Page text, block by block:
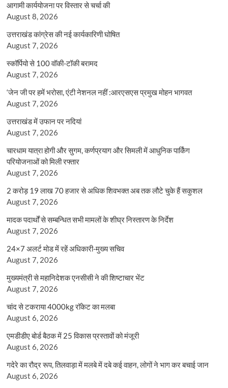
आगामी कार्ययोजना पर विस्तार से चर्चा की
August 8, 2026
उत्तराखंड कांग्रेस की नई कार्यकारिणी घोषित
August 7, 2026
स्कॉर्पियो से 100 वॉकी-टॉकी बरामद
August 7, 2026
‘जेन जी पर हमें भरोसा, एंटी नेशनल नहीं :आरएसएस प्रमुख मोहन भागवत
August 7, 2026
उत्तराखंड में उफान पर नदियां
August 7, 2026
चारधाम यात्रा होगी और सुगम, कर्णप्रयाग और सिमली में आधुनिक पार्किंग
परियोजनाओं को मिली रफ्तार
August 7, 2026
2 करोड़ 19 लाख 70 हजार से अधिक शिवभक्त अब तक लौटे चुके हैं सकुशल
August 7, 2026
मादक पदार्थों से सम्बन्धित सभी मामलों के शीघ्र निस्तारण के निर्देश
August 7, 2026
24×7 अलर्ट मोड में रहें अधिकारी-मुख्य सचिव
August 7, 2026
मुख्यमंत्री से महानिदेशक एनसीसी ने की शिष्टाचार भेंट
August 7, 2026
चांद से टकराया 4000kg रॉकेट का मलबा
August 6, 2026
एमडीडीए बोर्ड बैठक में 25 विकास प्रस्तावों को मंजूरी
August 6, 2026
गदेरे का रौद्र रूप, तिलवाड़ा में मलबे में दबे कई वाहन, लोगों ने भाग कर बचाई जान
August 6, 2026